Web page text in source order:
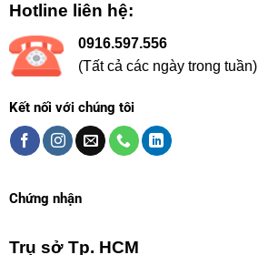
Hotline liên hệ:
0916.597.556
(Tất cả các ngày trong tuần)
Kết nối với chúng tôi
Chứng nhận
Trụ sở Tp. HCM